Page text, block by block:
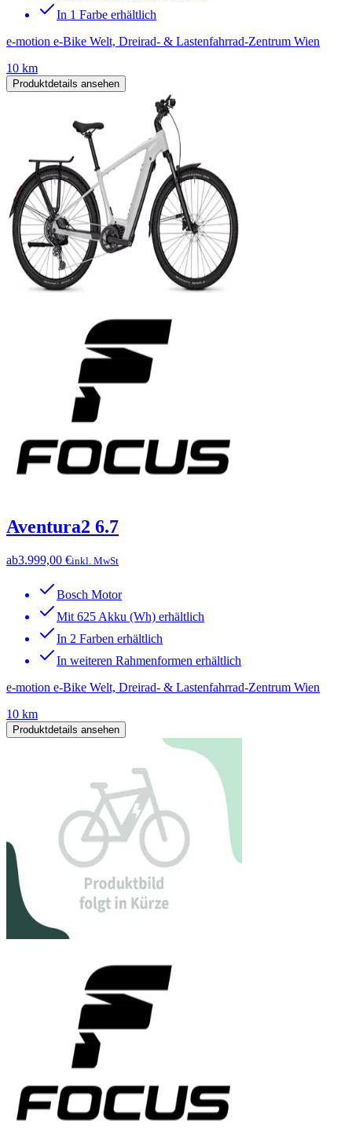
In 1 Farbe erhältlich
e-motion e-Bike Welt, Dreirad- & Lastenfahrrad-Zentrum Wien
10 km
Produktdetails ansehen
Aventura2 6.7
ab3.999,00 €inkl. MwSt
Bosch Motor
Mit 625 Akku (Wh) erhältlich
In 2 Farben erhältlich
In weiteren Rahmenformen erhältlich
e-motion e-Bike Welt, Dreirad- & Lastenfahrrad-Zentrum Wien
10 km
Produktdetails ansehen